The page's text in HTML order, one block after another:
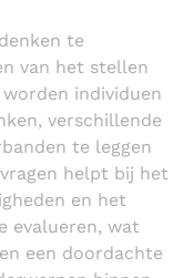
te
van het stellen
individuen
verschillende
te leggen
helpt bij het
en het
evalueren, wat
een doordachte